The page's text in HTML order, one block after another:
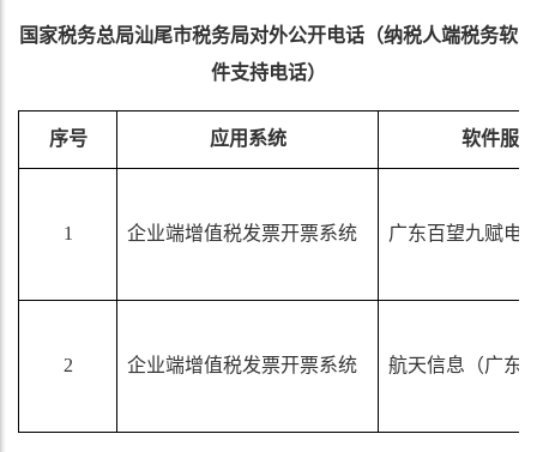
国家税务总局汕尾市税务局对外公开电话（纳税人端税务软
件支持电话）
序号 应用系统 软件服
1 企业端增值税发票开票系统 广东百望九赋电
2 企业端增值税发票开票系统 航天信息（广东